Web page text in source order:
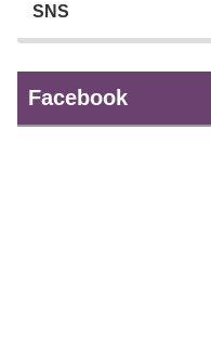
SNS
Facebook